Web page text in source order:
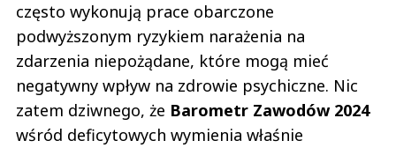
często wykonują prace obarczone
podwyższonym ryzykiem narażenia na
zdarzenia niepożądane, które mogą mieć
negatywny wpływ na zdrowie psychiczne. Nic
zatem dziwnego, że Barometr Zawodów 2024
wśród deficytowych wymienia właśnie